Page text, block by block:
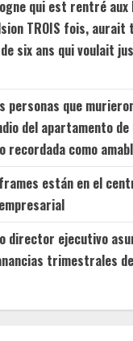
qui est rentré aux
TROIS fois, aurait
six ans qui voulait
personas que
del apartamento de
recordada como
están en el
director ejecutivo
trimestrales